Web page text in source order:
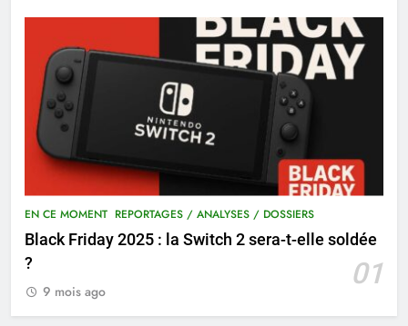
EN CE MOMENT REPORTAGES / ANALYSES / DOSSIERS
Black Friday 2025 : la Switch 2 sera-t-elle soldée
?
01
9 mois ago